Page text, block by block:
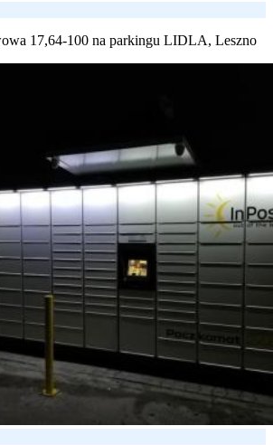
17,64-100 na parkingu LIDLA, Leszno